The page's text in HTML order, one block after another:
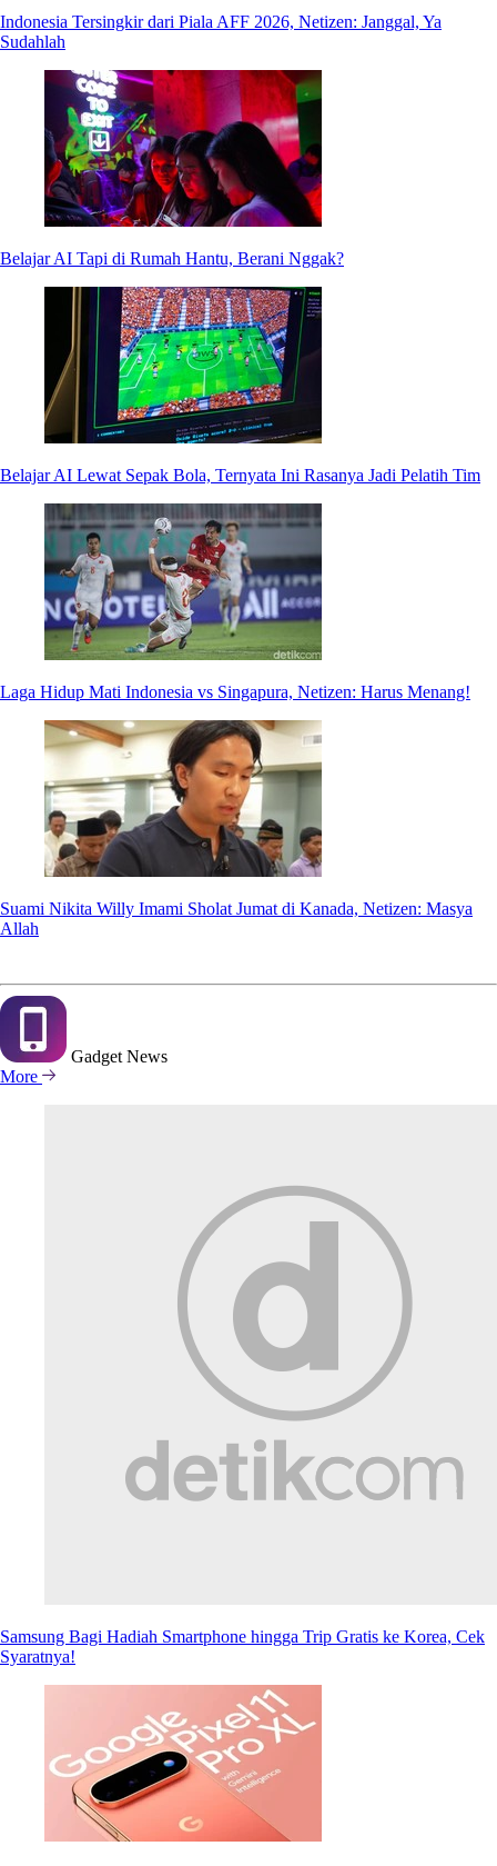
Indonesia Tersingkir dari Piala AFF 2026, Netizen: Janggal, Ya
Sudahlah
Belajar AI Tapi di Rumah Hantu, Berani Nggak?
Belajar AI Lewat Sepak Bola, Ternyata Ini Rasanya Jadi Pelatih Tim
Laga Hidup Mati Indonesia vs Singapura, Netizen: Harus Menang!
Suami Nikita Willy Imami Sholat Jumat di Kanada, Netizen: Masya
Allah
Gadget News
More
Samsung Bagi Hadiah Smartphone hingga Trip Gratis ke Korea, Cek
Syaratnya!